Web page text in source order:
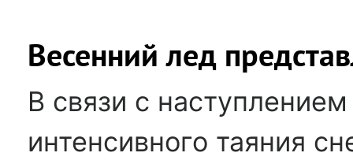
Весенний лед
В связи с
интенсивного таяния